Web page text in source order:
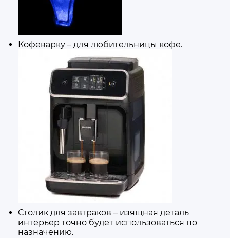
Кофеварку – для любительницы кофе.
Столик для завтраков – изящная деталь
интерьер точно будет использоваться по
назначению.